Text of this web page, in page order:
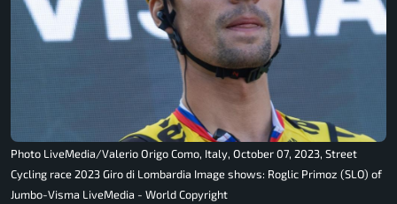
Photo LiveMedia/Valerio Origo Como, Italy, October 07, 2023, Street
Cycling race 2023 Giro di Lombardia Image shows: Roglic Primoz (SLO) of
Jumbo-Visma LiveMedia - World Copyright